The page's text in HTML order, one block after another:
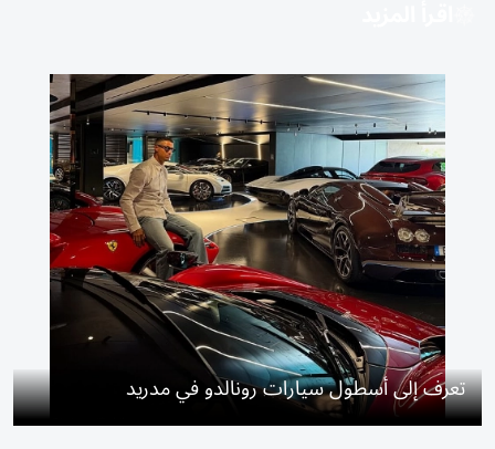
تعرف إلى أسطول سيارات رونالدو في مدريد